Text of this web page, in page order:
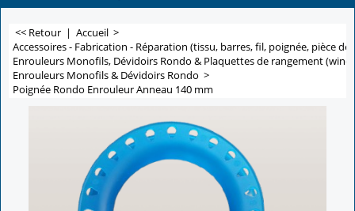
<< Retour | Accueil >
Accessoires - Fabrication - Réparation (tissu, barres, fil, poignée, pièce de
Enrouleurs Monofils, Dévidoirs Rondo & Plaquettes de rangement
Enrouleurs Monofils & Dévidoirs Rondo >
Poignée Rondo Enrouleur Anneau 140 mm